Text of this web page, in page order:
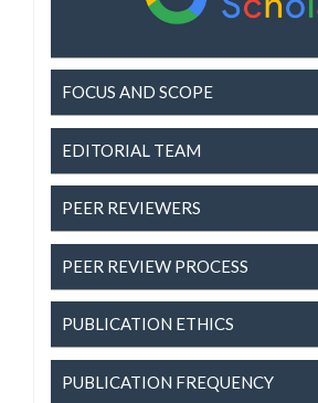
FOCUS AND SCOPE
EDITORIAL TEAM
PEER REVIEWERS
PEER REVIEW PROCESS
PUBLICATION ETHICS
PUBLICATION FREQUENCY